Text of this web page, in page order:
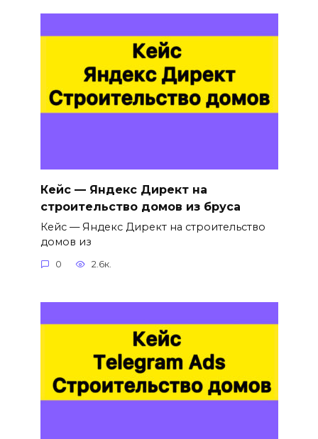
Кейс — Яндекс Директ на
строительство домов из бруса
Кейс — Яндекс Директ на строительство
домов из
0 2.6к.